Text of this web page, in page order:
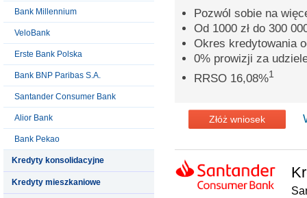
Bank Millennium
VeloBank
Erste Bank Polska
Bank BNP Paribas S.A.
Santander Consumer Bank
Alior Bank
Bank Pekao
Kredyty konsolidacyjne
Kredyty mieszkaniowe
Pozwól sobie na
Od 1000 zł do 300
Okres kredytowania
0% prowizji za
RRSO 16,08%1
Złóż wniosek